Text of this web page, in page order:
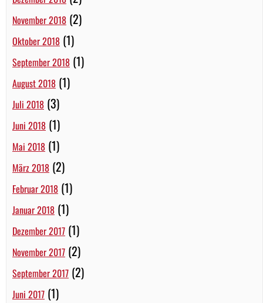
November 2018 (2)
Oktober 2018 (1)
September 2018 (1)
August 2018 (1)
Juli 2018 (3)
Juni 2018 (1)
Mai 2018 (1)
März 2018 (2)
Februar 2018 (1)
Januar 2018 (1)
Dezember 2017 (1)
November 2017 (2)
September 2017 (2)
Juni 2017 (1)